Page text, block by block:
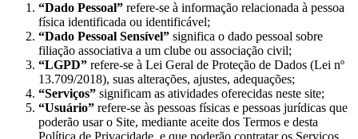
“Dado Pessoal” refere-se à informação relacionada à pessoa
física identificada ou identificável;
“Dado Pessoal Sensível” significa o dado pessoal sobre
filiação associativa a um clube ou associação civil;
“LGPD” refere-se à Lei Geral de Proteção de Dados (Lei nº
13.709/2018), suas alterações, ajustes, adequações;
“Serviços” significam as atividades oferecidas neste site;
“Usuário” refere-se às pessoas físicas e pessoas jurídicas que
poderão usar o Site, mediante aceite dos Termos e desta